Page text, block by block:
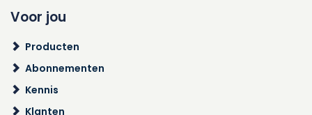
Voor jou
Producten
Abonnementen
Kennis
Klanten